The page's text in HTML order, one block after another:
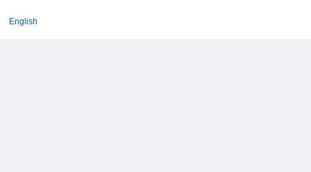
English